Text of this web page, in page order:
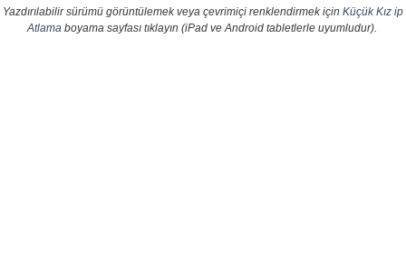
Yazdırılabilir sürümü görüntülemek veya çevrimiçi renklendirmek için Küçük Kız ip
Atlama boyama sayfası tıklayın (iPad ve Android tabletlerle uyumludur).